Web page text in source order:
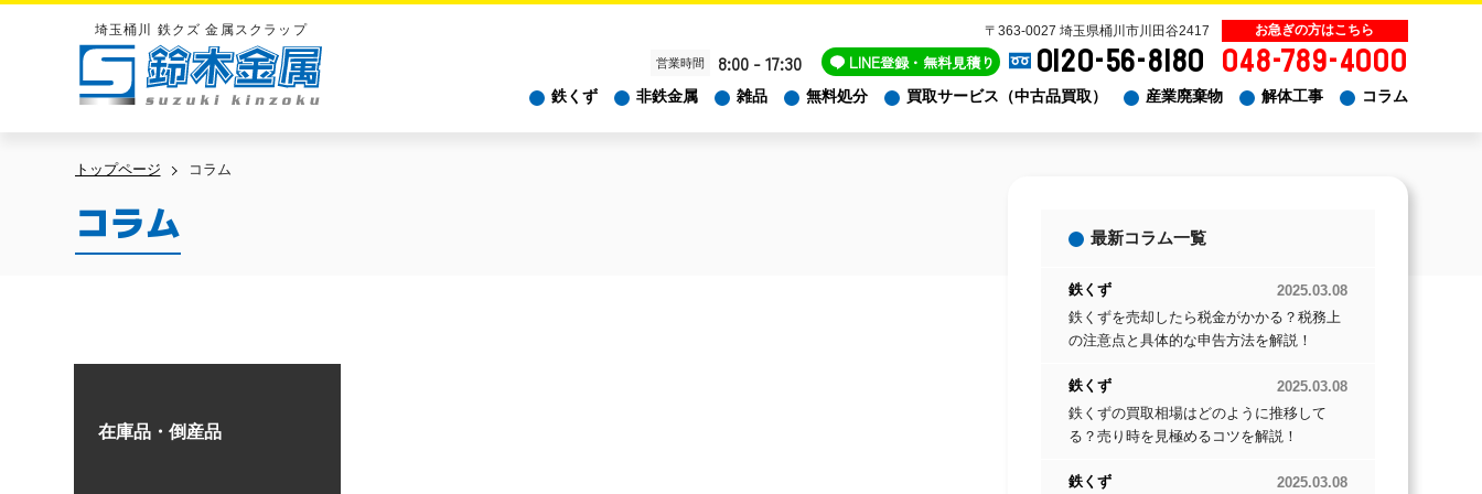
埼玉桶川 鉄クズ 金属スクラップ
鉄くず 非鉄金属 雑品 無料処分 買取サービス（中古品買取） 産業廃棄物 解体工事 コラム
0120-56-8180 048-789-4000
LINE登録・無料見積り
営業時間 8:00 - 17:30
〒363-0027 埼玉県桶川市川田谷2417
トップページ コラム
コラム 最新コラム一覧
鉄くず
2025.03.08
鉄くずを売却したら税金がかかる？税務上
の注意点と具体的な申告方法を解説！
鉄くず
2025.03.08
鉄くずの買取相場はどのように推移して
る？売り時を見極めるコツを解説！
鉄くず 2025.03.08
在庫品・倒産品